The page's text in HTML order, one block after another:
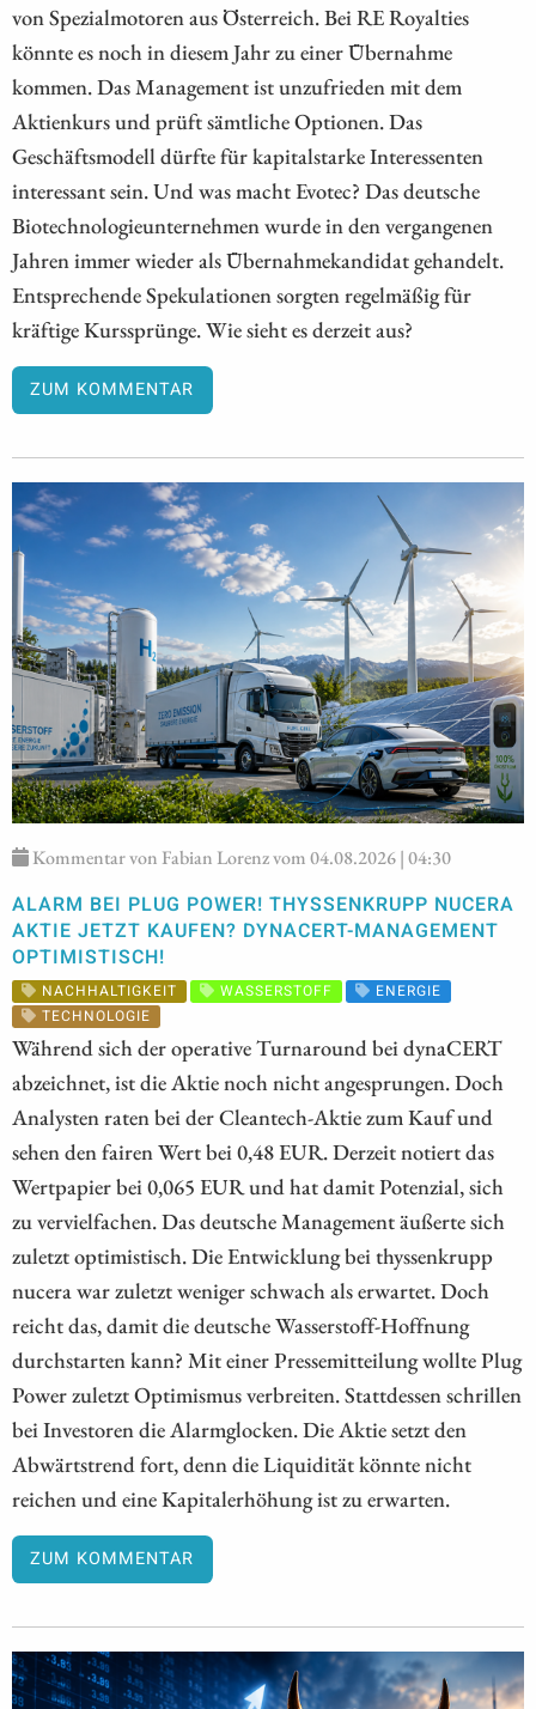
von Spezialmotoren aus Österreich. Bei RE Royalties
könnte es noch in diesem Jahr zu einer Übernahme
kommen. Das Management ist unzufrieden mit dem
Aktienkurs und prüft sämtliche Optionen. Das
Geschäftsmodell dürfte für kapitalstarke Interessenten
interessant sein. Und was macht Evotec? Das deutsche
Biotechnologieunternehmen wurde in den vergangenen
Jahren immer wieder als Übernahmekandidat gehandelt.
Entsprechende Spekulationen sorgten regelmäßig für
kräftige Kurssprünge. Wie sieht es derzeit aus?
ZUM KOMMENTAR
Kommentar von Fabian Lorenz vom 04.08.2026 | 04:30
ALARM BEI PLUG POWER! THYSSENKRUPP NUCERA
AKTIE JETZT KAUFEN? DYNACERT-MANAGEMENT
OPTIMISTISCH!
NACHHALTIGKEIT WASSERSTOFF
ENERGIE
TECHNOLOGIE
Während sich der operative Turnaround bei dynaCERT
abzeichnet, ist die Aktie noch nicht angesprungen. Doch
Analysten raten bei der Cleantech-Aktie zum Kauf und
sehen den fairen Wert bei 0,48 EUR. Derzeit notiert das
Wertpapier bei 0,065 EUR und hat damit Potenzial, sich
zu vervielfachen. Das deutsche Management äußerte sich
zuletzt optimistisch. Die Entwicklung bei thyssenkrupp
nucera war zuletzt weniger schwach als erwartet. Doch
reicht das, damit die deutsche Wasserstoff-Hoffnung
durchstarten kann? Mit einer Pressemitteilung wollte Plug
Power zuletzt Optimismus verbreiten. Stattdessen schrillen
bei Investoren die Alarmglocken. Die Aktie setzt den
Abwärtstrend fort, denn die Liquidität könnte nicht
reichen und eine Kapitalerhöhung ist zu erwarten.
ZUM KOMMENTAR